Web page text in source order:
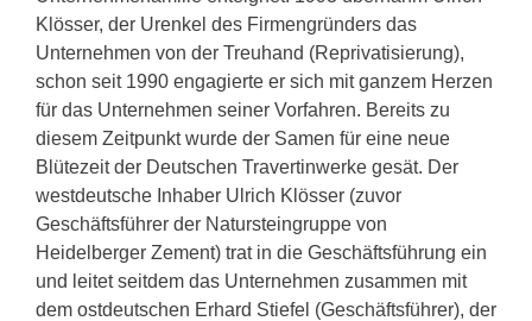
Klösser, der Urenkel des Firmengründers das
Unternehmen von der Treuhand (Reprivatisierung),
schon seit 1990 engagierte er sich mit ganzem Herzen
für das Unternehmen seiner Vorfahren. Bereits zu
diesem Zeitpunkt wurde der Samen für eine neue
Blütezeit der Deutschen Travertinwerke gesät. Der
westdeutsche Inhaber Ulrich Klösser (zuvor
Geschäftsführer der Natursteingruppe von
Heidelberger Zement) trat in die Geschäftsführung ein
und leitet seitdem das Unternehmen zusammen mit
dem ostdeutschen Erhard Stiefel (Geschäftsführer), der